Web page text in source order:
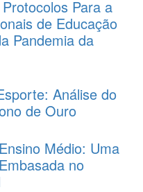
Para a
de Educação
Pandemia da
Análise do
de Ouro
Médio: Uma
no